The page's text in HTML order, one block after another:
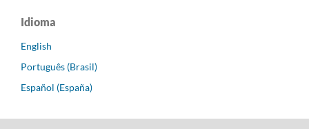
Idioma
English
Português (Brasil)
Español (España)